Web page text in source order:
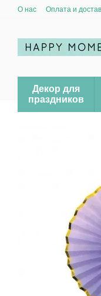
Перейти к основному
О нас Оплата и
Декор для
праздников